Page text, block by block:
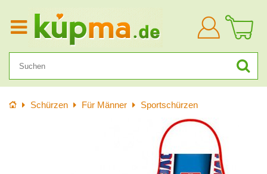
Anmelden
StartseiteSchürzen Für Männer Sportschürzen